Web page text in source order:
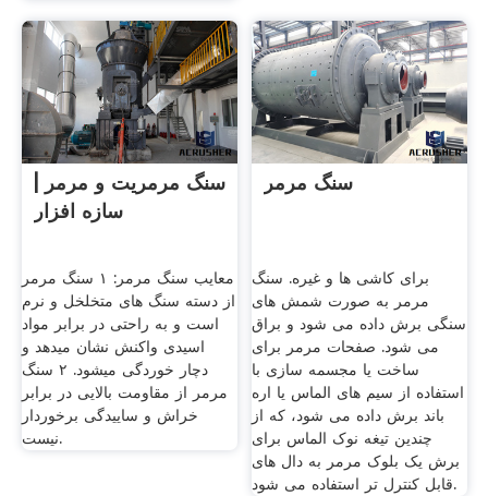
سنگ مرمریت و مرمر |
سازه افزار
معایب سنگ مرمر: ۱ سنگ مرمر
از دسته سنگ های متخلخل و نرم
است و به راحتی در برابر مواد
اسیدی واکنش نشان میدهد و
دچار خوردگی میشود. ۲ سنگ
مرمر از مقاومت بالایی در برابر
خراش و ساییدگی برخوردار
نیست.
سنگ مرمر
برای کاشی ها و غیره. سنگ
مرمر به صورت شمش های
سنگی برش داده می شود و براق
می شود. صفحات مرمر برای
ساخت یا مجسمه سازی با
استفاده از سیم های الماس یا اره
باند برش داده می شود، که از
چندین تیغه نوک الماس برای
برش یک بلوک مرمر به دال های
قابل کنترل تر استفاده می شود.